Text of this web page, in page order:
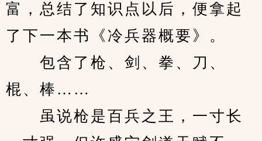
富，总结了知识点以后，便拿起
了下一本书《冷兵器概要》。
包含了枪、剑、拳、刀、
棍、棒……
虽说枪是百兵之王，一寸长